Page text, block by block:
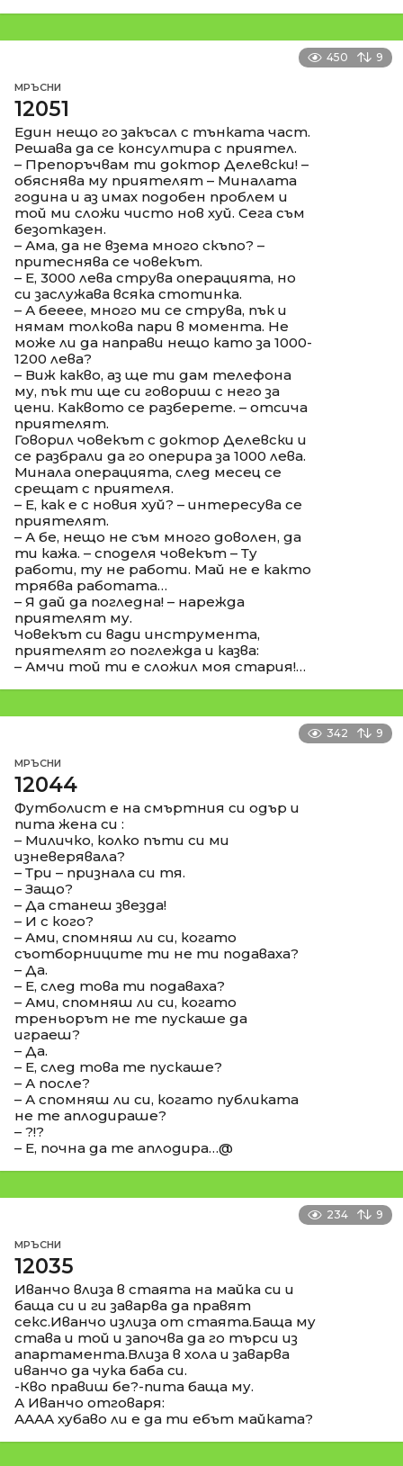
450 9
МРЪСНИ
12051
Един нещо го закъсал с тънката част.
Решава да се консултира с приятел.
– Препоръчвам ти доктор Делевски! –
обяснява му приятелят – Миналата
година и аз имах подобен проблем и
той ми сложи чисто нов хуй. Сега съм
безотказен.
– Ама, да не взема много скъпо? –
притеснява се човекът.
– Е, 3000 лева струва операцията, но
си заслужава всяка стотинка.
– А бееее, много ми се струва, пък и
нямам толкова пари в момента. Не
може ли да направи нещо като за 1000-
1200 лева?
– Виж какво, аз ще ти дам телефона
му, пък ти ще си говориш с него за
цени. Каквото се разберете. – отсича
приятелят.
Говорил човекът с доктор Делевски и
се разбрали да го оперира за 1000 лева.
Минала операцията, след месец се
срещат с приятеля.
– Е, как е с новия хуй? – интересува се
приятелят.
– А бе, нещо не съм много доволен, да
ти кажа. – споделя човекът – Ту
работи, ту не работи. Май не е както
трябва работата…
– Я дай да погледна! – нарежда
приятелят му.
Човекът си вади инструмента,
приятелят го поглежда и казва:
– Амчи той ти е сложил моя стария!…
342 9
МРЪСНИ
12044
Футболист е на смъртния си одър и
пита жена си :
– Миличко, колко пъти си ми
изневерявала?
– Три – признала си тя.
– Защо?
– Да станеш звезда!
– И с кого?
– Ами, спомняш ли си, когато
съотборниците ти не ти подаваха?
– Да.
– Е, след това ти подаваха?
– Ами, спомняш ли си, когато
треньорът не те пускаше да
играеш?
– Да.
– Е, след това те пускаше?
– А после?
– А спомняш ли си, когато публиката
не те аплодираше?
– ?!?
– Е, почна да те аплодира…@
234 9
МРЪСНИ
12035
Иванчо влиза в стаята на майка си и
баща си и ги заварва да правят
секс.Иванчо излиза от стаята.Баща му
става и той и започва да го търси из
апартамента.Влиза в хола и заварва
иванчо да чука баба си.
-Кво правиш бе?-пита баща му.
А Иванчо отговаря:
АААА хубаво ли е да ти ебът майката?